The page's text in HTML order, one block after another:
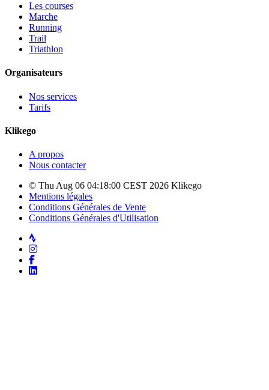
Les courses
Marche
Running
Trail
Triathlon
Organisateurs
Nos services
Tarifs
Klikego
A propos
Nous contacter
© Thu Aug 06 04:18:00 CEST 2026 Klikego
Mentions légales
Conditions Générales de Vente
Conditions Générales d'Utilisation
Strava
Instagram
Facebook
LinkedIn